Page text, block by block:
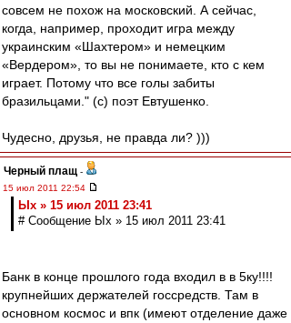
совсем не похож на московский. А сейчас,
когда, например, проходит игра между
украинским «Шахтером» и немецким
«Вердером», то вы не понимаете, кто с кем
играет. Потому что все голы забиты
бразильцами." (с) поэт Евтушенко.
Чудесно, друзья, не правда ли? )))
Черный плащ -
15 июл 2011 22:54
Ых » 15 июл 2011 23:41
# Сообщение Ых » 15 июл 2011 23:41
Банк в конце прошлого года входил в в 5ку!!!!
крупнейших держателей госсредств. Там в
основном космос и впк (имеют отделение даже